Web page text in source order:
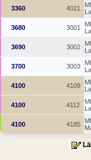
3360 4021
3680 3001
3690 3002
3700 3003
4100 4109
4100 4112
4100 4185